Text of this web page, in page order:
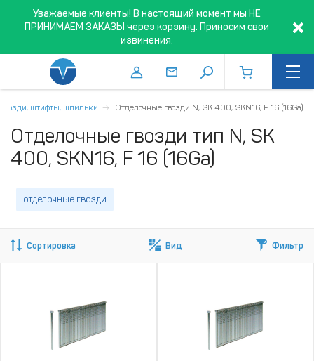
Уважаемые клиенты! В настоящий момент мы НЕ
ПРИНИМАЕМ ЗАКАЗЫ через корзину. Приносим свои
извинения.
Гвозди, штифты, шпильки Отделочные гвозди N, SK 400, SKN16, F 16 (16Ga)
Отделочные гвозди тип N, SK
400, SKN16, F 16 (16Ga)
отделочные гвозди
Сортировка Вид Фильтр